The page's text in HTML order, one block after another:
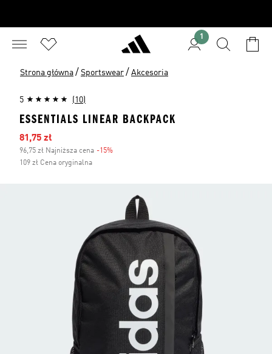
1
Strona główna / Sportswear / Akcesoria
5 (10)
ESSENTIALS LINEAR BACKPACK
Ceny na wyprzedaży
81,75 zł
96,75 zł Najniższa cena -15%
109 zł Cena oryginalna